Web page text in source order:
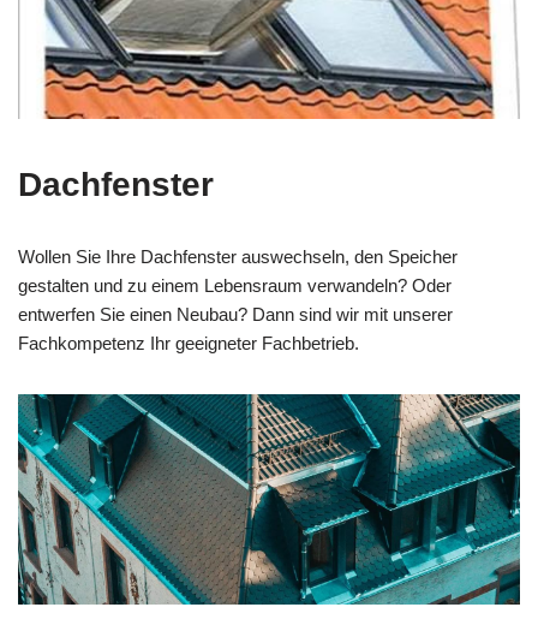
Dachfenster
Wollen Sie Ihre Dachfenster auswechseln, den Speicher
gestalten und zu einem Lebensraum verwandeln? Oder
entwerfen Sie einen Neubau? Dann sind wir mit unserer
Fachkompetenz Ihr geeigneter Fachbetrieb.